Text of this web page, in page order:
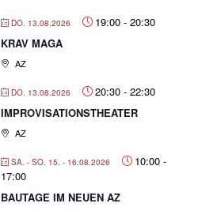
DO. 13.08.2026 19:00 - 20:30
KRAV MAGA
AZ
DO. 13.08.2026 20:30 - 22:30
IMPROVISATIONSTHEATER
AZ
SA. - SO. 15. - 16.08.2026 10:00 -
17:00
BAUTAGE IM NEUEN AZ